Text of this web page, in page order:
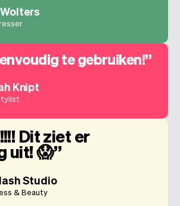
te gebruiken!
Knipt
Dit ziet er
uit! 😱
Studio
& Beauty